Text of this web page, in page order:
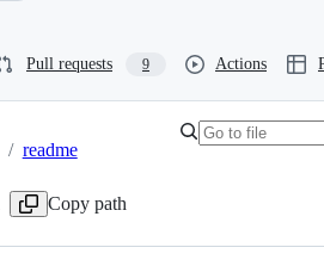
Pull requests 9 Actions
/ readme
Copy path